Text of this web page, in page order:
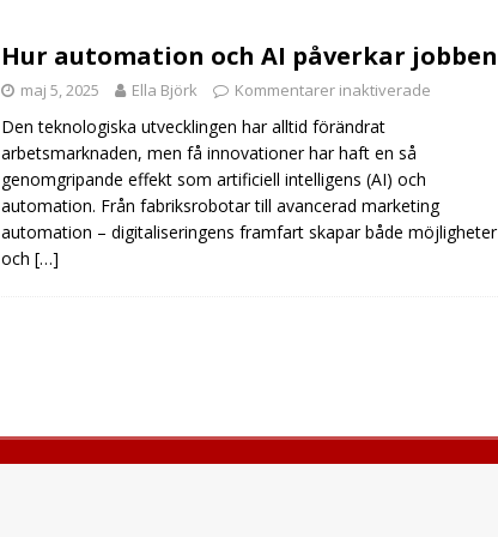
Hur automation och AI påverkar jobben
maj 5, 2025 Ella Björk Kommentarer inaktiverade
Den teknologiska utvecklingen har alltid förändrat
arbetsmarknaden, men få innovationer har haft en så
genomgripande effekt som artificiell intelligens (AI) och
automation. Från fabriksrobotar till avancerad marketing
automation – digitaliseringens framfart skapar både möjligheter
och […]